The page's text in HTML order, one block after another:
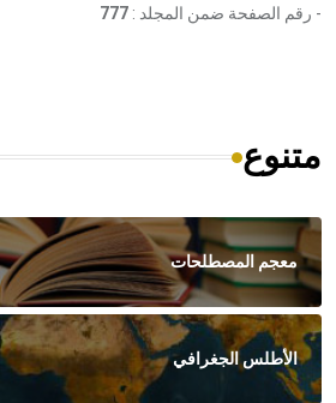
- رقم الصفحة ضمن المجلد : 777
متنوع
معجم المصطلحات
الأطلس الجغرافي